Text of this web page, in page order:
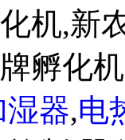
机,新
孵化
湿器,电